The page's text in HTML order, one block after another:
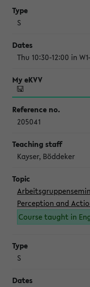
S
Thu 10:30-12:00 in
205041
Kayser, Böddeker
Perception and
Course taught in
S